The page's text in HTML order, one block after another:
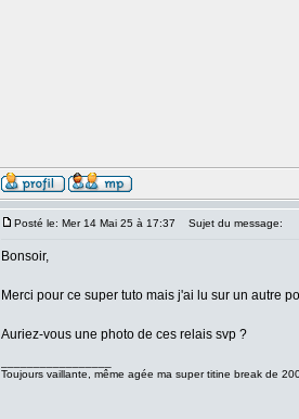
Posté le: Mer 14 Mai 25 à 17:37 Sujet du message:
Bonsoir,
Merci pour ce super tuto mais j'ai lu sur un autre
Auriez-vous une photo de ces relais svp ?
Toujours vaillante, même agée ma super titine break de